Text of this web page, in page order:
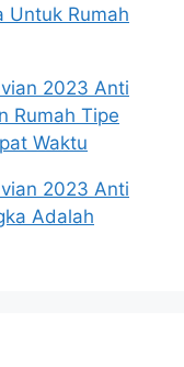
Untuk Rumah
2023 Anti
Rumah Tipe
Waktu
2023 Anti
Adalah